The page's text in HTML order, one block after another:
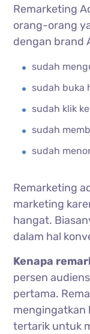
Remarketing
orang-orang
dengan brand
sudah
sudah buka
sudah klik
sudah
sudah
Remarketing
marketing
hangat.
dalam hal
Kenapa
persen
pertama.
mengingatkan
tertarik untuk